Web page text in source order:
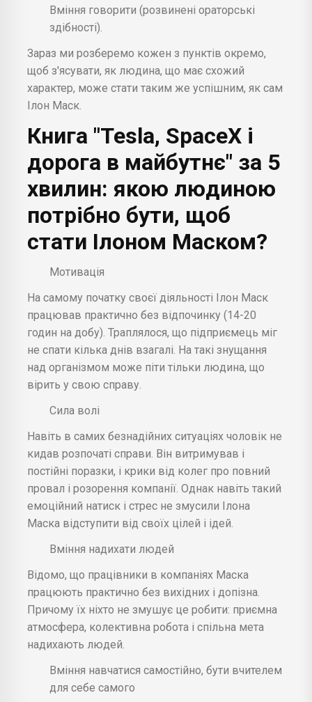
Вміння говорити (розвинені ораторські
здібності).
Зараз ми розберемо кожен з пунктів окремо,
щоб з'ясувати, як людина, що має схожий
характер, може стати таким же успішним, як сам
Ілон Маск.
Книга "Tesla, SpaceX і
дорога в майбутнє" за 5
хвилин: якою людиною
потрібно бути, щоб
стати Ілоном Маском?
Мотивація
На самому початку своєї діяльності Ілон Маск
працював практично без відпочинку (14-20
годин на добу). Траплялося, що підприємець міг
не спати кілька днів взагалі. На такі знущання
над організмом може піти тільки людина, що
вірить у свою справу.
Сила волі
Навіть в самих безнадійних ситуаціях чоловік не
кидав розпочаті справи. Він витримував і
постійні поразки, і крики від колег про повний
провал і розорення компанії. Однак навіть такий
емоційний натиск і стрес не змусили Ілона
Маска відступити від своїх цілей і ідей.
Вміння надихати людей
Відомо, що працівники в компаніях Маска
працюють практично без вихідних і допізна.
Причому їх ніхто не змушує це робити: приємна
атмосфера, колективна робота і спільна мета
надихають людей.
Вміння навчатися самостійно, бути вчителем
для себе самого